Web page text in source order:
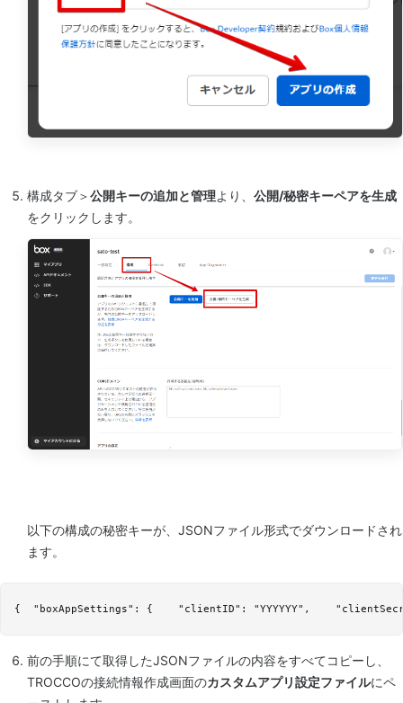
構成タブ＞公開キーの追加と管理より、 公開/秘密キーペアを生成
をクリックします。
以下の構成の秘密キーが、JSONファイル形式でダウンロードされ
ます。
前の手順にて取得したJSONファイルの内容をすべてコピーし、
TROCCOの接続情報作成画面のカスタムアプリ設定ファイルにペ